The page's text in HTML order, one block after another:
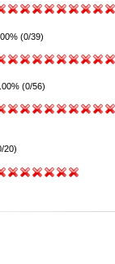
(0/39)
(0/56)
20)